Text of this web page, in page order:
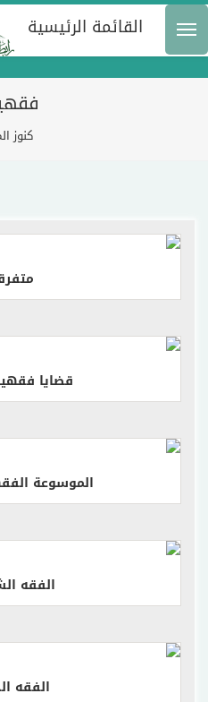
القائمة الرئيسية
كنوز
إقرأ
إقرأ
قضايا
إقرأ
الموسوعة
إقرأ
الفقه
إقرأ
الفقه